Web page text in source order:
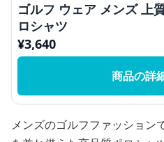
ゴルフ ウェア メンズ 上
ロシャツ
¥3,640
商品の詳
メンズのゴルフファッション